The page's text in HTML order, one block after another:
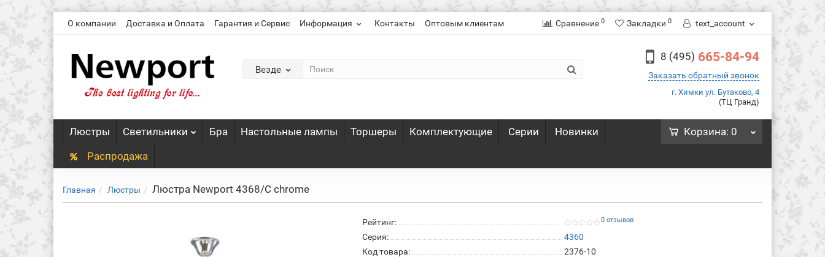
О компании Доставка и Оплата Гарантия и Сервис Информация Контакты Оптовым клиентам Сравнение 0 Закладки 0 text_account
Везде
8 (495) 665-84-94
Заказать обратный звонок
г. Химки ул. Бутаково, 4
(ТЦ Гранд)
Люстры Светильники Бра Настольные лампы Торшеры Комплектующие Серии
Новинки
Распродажа
Корзина: 0
Главная Люстры Люстра Newport 4368/C chrome
Рейтинг: 0 отзывов
Серия:
4360
Код товара:
2376-10